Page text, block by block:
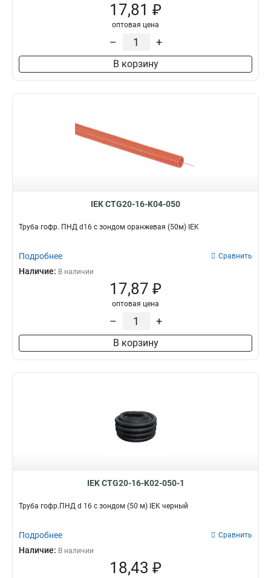
17,81 ₽
оптовая цена
– +
В корзину
IEK CTG20-16-K04-050
Труба гофр. ПНД d16 с зондом оранжевая (50м) IEK
Подробнее Сравнить
Наличие: В наличии
17,87 ₽
оптовая цена
– +
В корзину
IEK CTG20-16-K02-050-1
Труба гофр.ПНД d 16 с зондом (50 м) IEK черный
Подробнее Сравнить
Наличие: В наличии
18,43 ₽